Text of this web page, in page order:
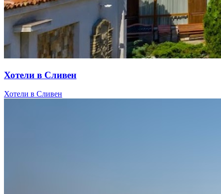
Хотели в Сливен
Хотели в Сливен